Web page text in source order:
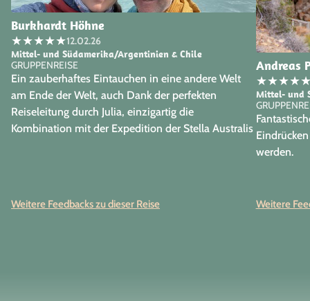
Burkhardt Höhne
★★★★★12.02.26
Mittel- und Südamerika/Argentinien & Chile
GRUPPENREISE
Ein zauberhaftes Eintauchen in eine andere Welt
am Ende der Welt, auch Dank der perfekten
Reiseleitung durch Julia, einzigartig die
Kombination mit der Expedition der Stella Australis
Weitere Feedbacks zu dieser Reise
Andreas
★★★★
Mittel- und
werden.
Weitere